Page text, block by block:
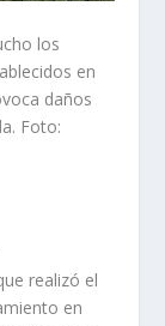
los
en
daños
Foto:
realizó el
en